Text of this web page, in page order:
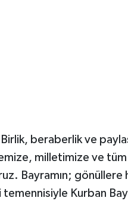
beraberlik ve
milletimize ve
Bayramın; gönüllere
Kurban